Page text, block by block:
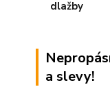
a slevy!